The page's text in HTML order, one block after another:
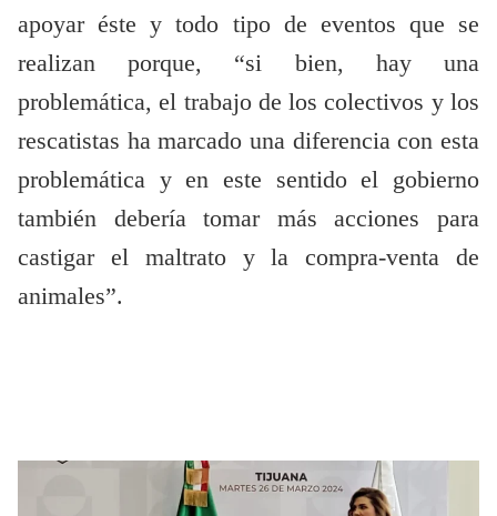
apoyar éste y todo tipo de eventos que se
realizan porque, “si bien, hay una
problemática, el trabajo de los colectivos y los
rescatistas ha marcado una diferencia con esta
problemática y en este sentido el gobierno
también debería tomar más acciones para
castigar el maltrato y la compra-venta de
animales”.